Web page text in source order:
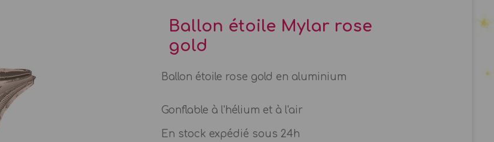
Ballon étoile Mylar rose
gold
Ballon étoile rose gold en aluminium
Gonflable à l'hélium et à l'air
En stock expédié sous 24h